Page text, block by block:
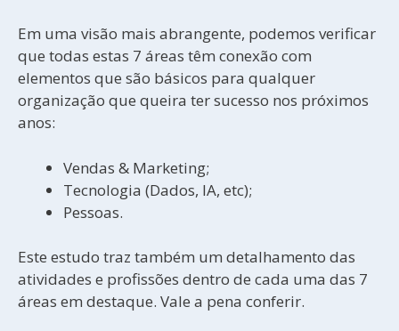
Em uma visão mais abrangente, podemos verificar
que todas estas 7 áreas têm conexão com
elementos que são básicos para qualquer
organização que queira ter sucesso nos próximos
anos:
Vendas & Marketing;
Tecnologia (Dados, IA, etc);
Pessoas.
Este estudo traz também um detalhamento das
atividades e profissões dentro de cada uma das 7
áreas em destaque. Vale a pena conferir.